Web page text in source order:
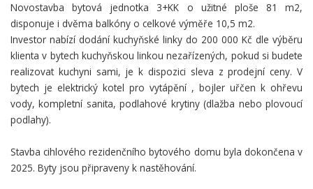
Novostavba bytová jednotka 3+KK o užitné ploše 81 m2,
disponuje i dvěma balkóny o celkové výměře 10,5 m2.
Investor nabízí dodání kuchyňské linky do 200 000 Kč dle výběru
klienta v bytech kuchyňskou linkou nezařízených, pokud si budete
realizovat kuchyni sami, je k dispozici sleva z prodejní ceny. V
bytech je elektrický kotel pro vytápění , bojler uřčen k ohřevu
vody, kompletní sanita, podlahové krytiny (dlažba nebo plovoucí
podlahy).
Stavba cihlového rezidenčního bytového domu byla dokončena v
2025. Byty jsou připraveny k nastěhování.